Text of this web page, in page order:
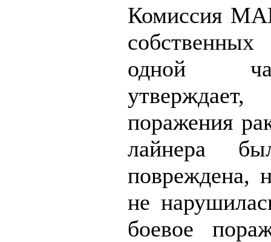
Комиссия
одной
поражения
лайнера
повреждена,
не
боевое